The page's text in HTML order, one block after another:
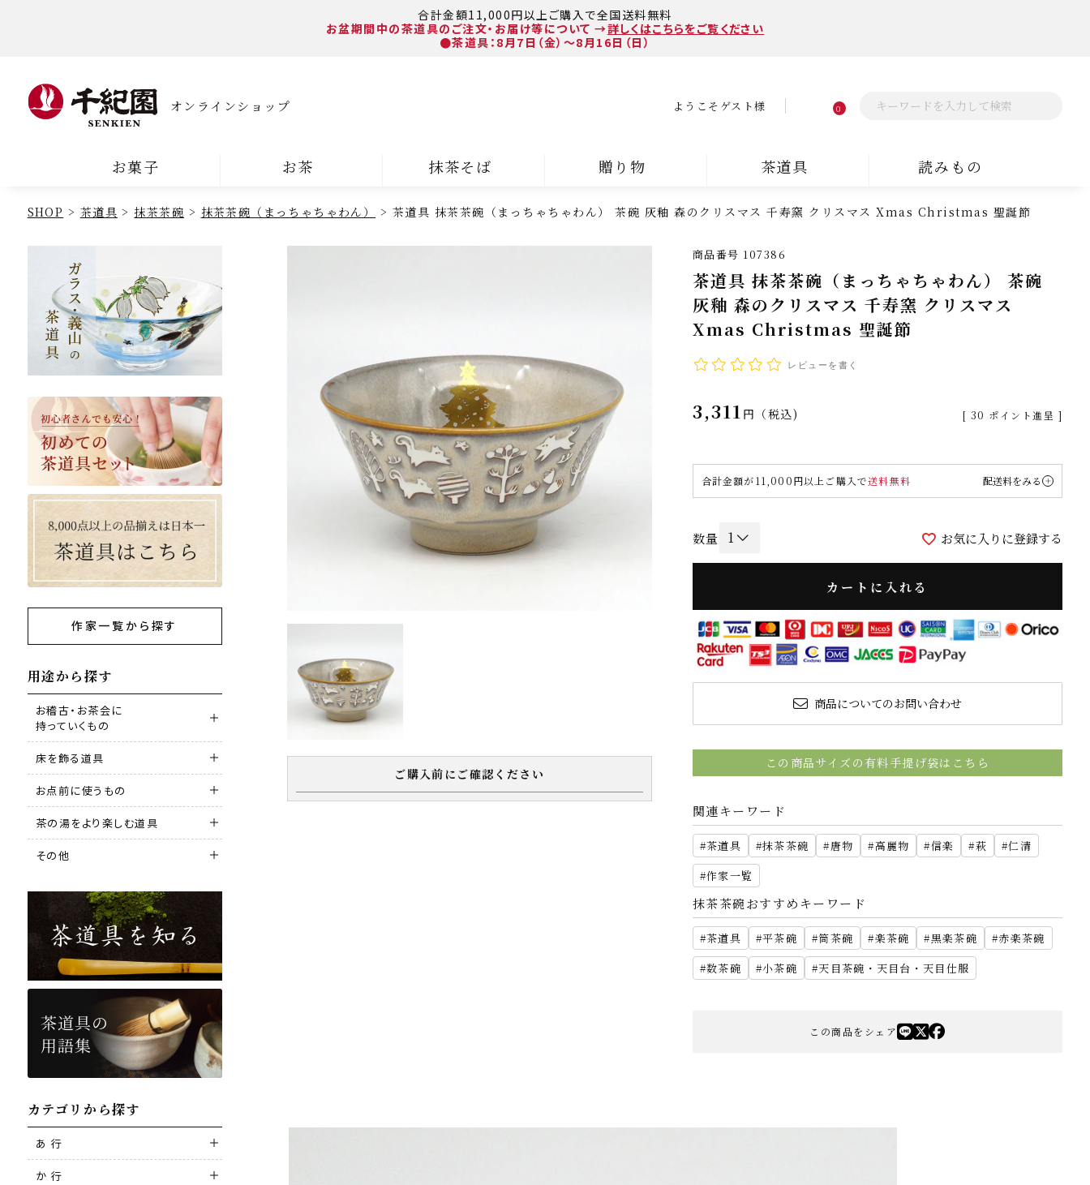
合計金額11,000円以上ご購入で全国送料無料
お盆期間中の茶道具のご注文・お届け等について →詳しくはこちらをご覧ください
●茶道具：8月7日（金）～8月16日（日）
オンラインショップ ようこそゲスト様 0
お菓子 お茶 抹茶そば 贈り物 茶道具 読みもの
SHOP 茶道具 抹茶茶碗 抹茶茶碗（まっちゃちゃわん） 茶道具 抹茶茶碗（まっちゃちゃわん） 茶碗 灰釉 森のクリスマス 千寿窯 クリスマス Xmas Christmas 聖誕節
作家一覧から探す
用途から探す
お稽古・お茶会に
持っていくもの
床を飾る道具
お点前に使うもの
茶の湯をより楽しむ道具
その他
カテゴリから探す
あ 行
か 行
ご購入前にご確認ください
商品番号 107386
茶道具 抹茶茶碗（まっちゃちゃわん） 茶碗
灰釉 森のクリスマス 千寿窯 クリスマス
Xmas Christmas 聖誕節
レビューを書く
3,311 税込 [ 30 ポイント進呈 ]
合計金額が11,000円以上ご購入で送料無料 配送料をみる
お気に入りに登録する
カートに入れる
商品についてのお問い合わせ
この商品サイズの有料手提げ袋はこちら
関連キーワード
茶道具 抹茶茶碗 唐物 高麗物 信楽 萩
仁清
作家一覧
抹茶茶碗おすすめキーワード
茶道具 平茶碗 筒茶碗 楽茶碗 黒楽茶碗
赤楽茶碗
数茶碗
小茶碗 天目茶碗・天目台・天目仕服
この商品をシェア